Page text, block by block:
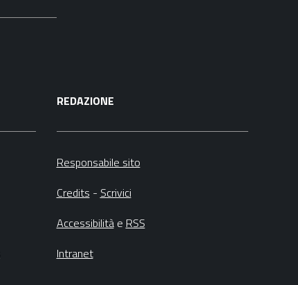
REDAZIONE
Responsabile sito
Credits - Scrivici
Accessibilitàe RSS
Intranet